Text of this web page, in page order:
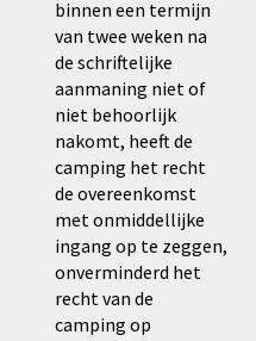
binnen een termijn
van twee weken na
de schriftelijke
aanmaning niet of
niet behoorlijk
nakomt, heeft de
camping het recht
de overeenkomst
met onmiddellijke
ingang op te zeggen,
onverminderd het
recht van de
camping op